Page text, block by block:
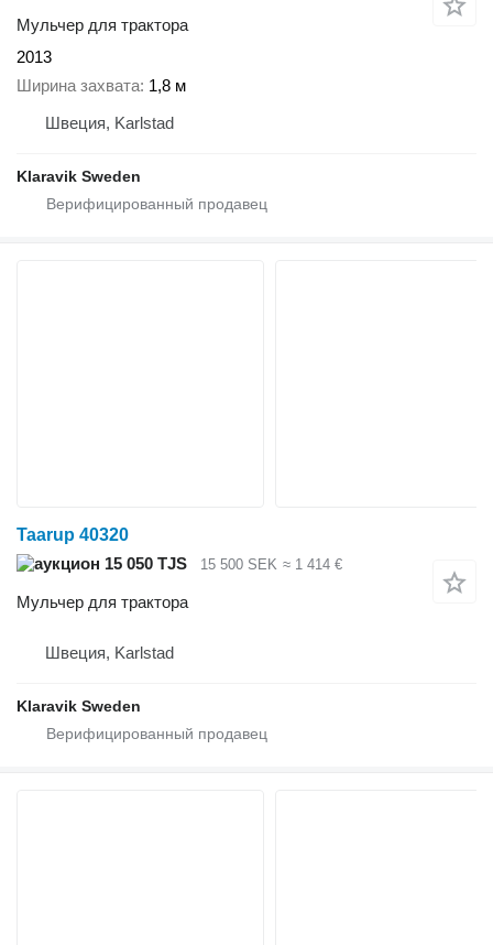
Мульчер для трактора
2013
Ширина захвата 1,8 м
Швеция, Karlstad
Klaravik Sweden
Taarup 40320
15 050 TJS
15 500 SEK ≈ 1 414 €
Мульчер для трактора
Швеция, Karlstad
Klaravik Sweden